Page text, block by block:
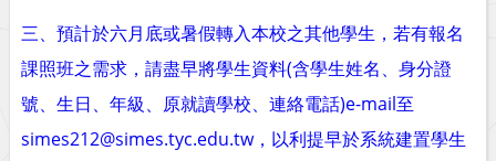
三、預計於六月底或暑假轉入本校之其他學生，若有報名
課照班之需求，請盡早將學生資料(含學生姓名、身分證
號、生日、年級、原就讀學校、連絡電話)e-mail至
simes212@simes.tyc.edu.tw，以利提早於系統建置學生